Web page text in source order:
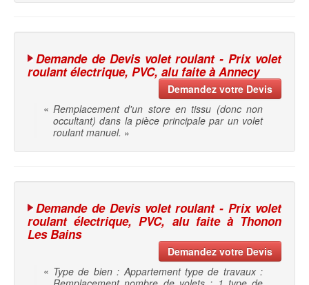
Demande de Devis volet roulant - Prix volet
roulant électrique, PVC, alu faite à Annecy
Demandez votre Devis
« Remplacement d'un store en tissu (donc non
occultant) dans la pièce principale par un volet
roulant manuel. »
Demande de Devis volet roulant - Prix volet
roulant électrique, PVC, alu faite à Thonon
Les Bains
Demandez votre Devis
« Type de bien : Appartement type de travaux :